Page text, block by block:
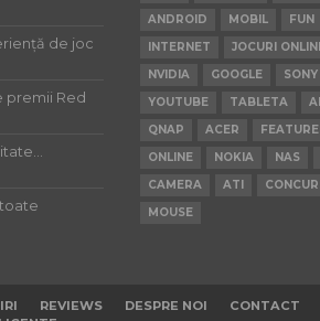
de joc
premii Red
toate
ANDROID
MOBIL FUN
INTERNET
JOCURI
NVIDIA
GOOGLE SONY
YOUTUBE
TABLETA
QNAP
ACER
ONLINE
NOKIA NAS
CAMERA
ATI
MOUSE
REVIEWS DESPRE NOI CONTACT